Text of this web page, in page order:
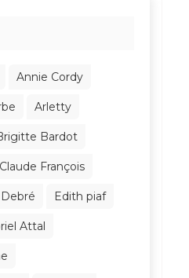
Annie Cordy
Arletty
Bardot
Claude François
Debré Edith piaf
Attal